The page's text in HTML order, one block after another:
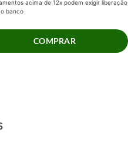
acima de 12x podem exigir liberação
banco
COMPRAR